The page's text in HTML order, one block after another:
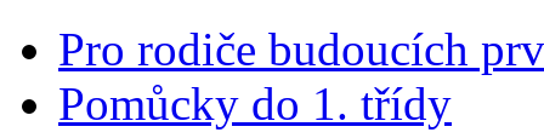
Pro rodiče budoucích
Pomůcky do 1. třídy